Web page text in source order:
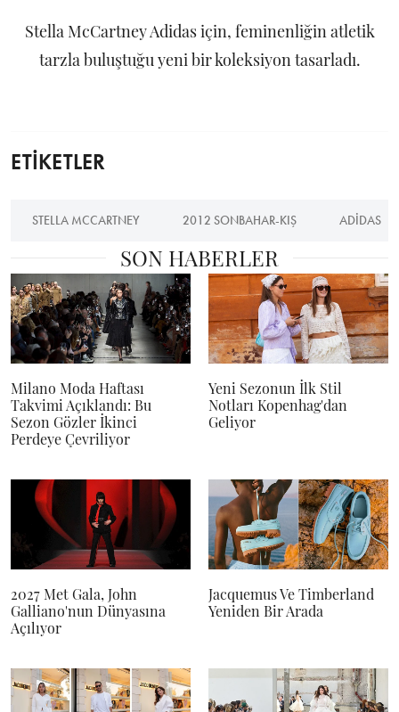
Stella McCartney Adidas için, feminenliğin atletik
tarzla buluştuğu yeni bir koleksiyon tasarladı.
ETİKETLER
STELLA MCCARTNEY 2012 SONBAHAR-KIŞ ADIDAS
SON HABERLER
Milano Moda Haftası
Takvimi Açıklandı: Bu
Sezon Gözler İkinci
Perdeye Çevriliyor
Yeni Sezonun İlk Stil
Notları Kopenhag'dan
Geliyor
2027 Met Gala, John
Galliano'nun Dünyasına
Açılıyor
Jacquemus Ve Timberland
Yeniden Bir Arada